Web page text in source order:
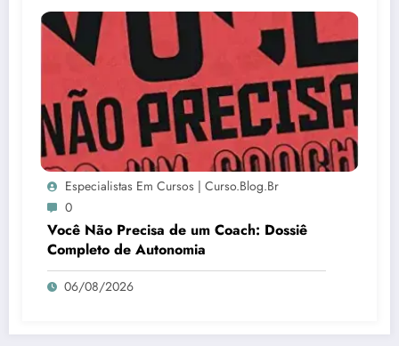
Especialistas Em Cursos | Curso.blog.br
0
Você Não Precisa de um Coach: Dossiê
Completo de Autonomia
06/08/2026